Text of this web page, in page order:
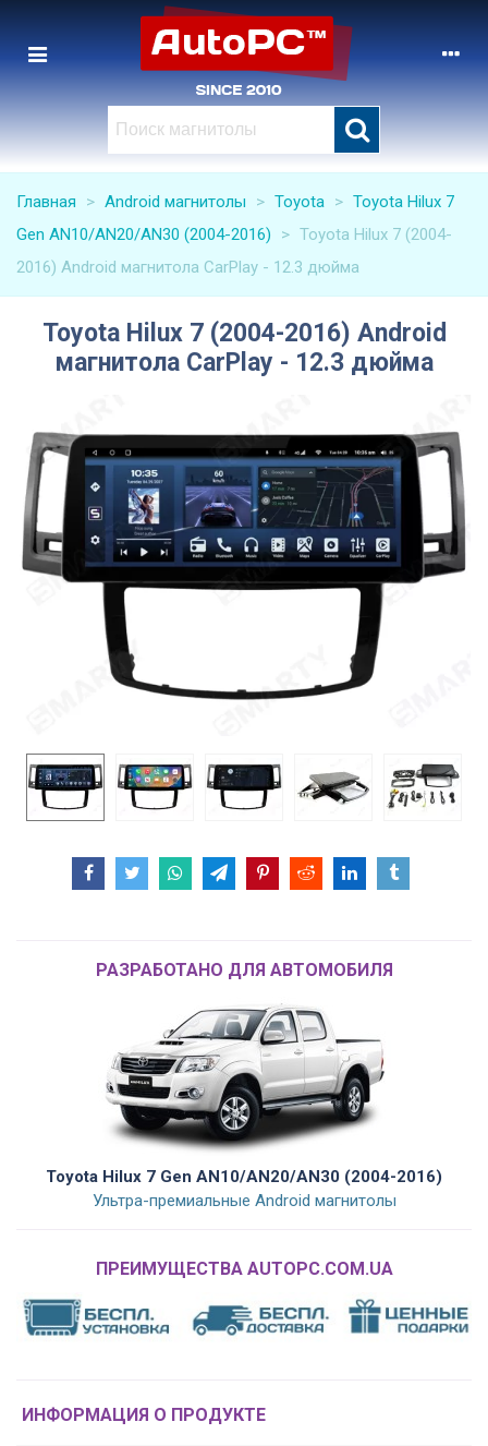
Главная > Android магнитолы > Toyota > Toyota Hilux 7
Gen AN10/AN20/AN30 (2004-2016)
> Toyota Hilux 7 (2004-
2016) Android магнитола CarPlay - 12.3 дюйма
Toyota Hilux 7 (2004-2016) Android
магнитола CarPlay - 12.3 дюйма
РАЗРАБОТАНО ДЛЯ АВТОМОБИЛЯ
Toyota Hilux 7 Gen AN10/AN20/AN30 (2004-2016)
Ультра-премиальные Android магнитолы
ПРЕИМУЩЕСТВА AUTOPC.COM.UA
ИНФОРМАЦИЯ О ПРОДУКТЕ